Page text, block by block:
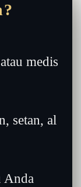
medis
setan, al
Anda